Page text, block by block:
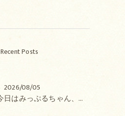
Recent Posts
2026/08/05
今日はみっぷるちゃん、アトムちゃん、こたろうちゃん、ルルちゃん、アンジュちゃん、がぶちゃんのトリミングの紹介です【奈良のエース動物病院】